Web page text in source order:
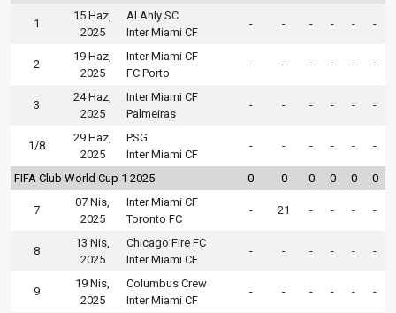
1
15 Haz,
2025
Al Ahly SC
Inter Miami CF
- - - - - -
2
19 Haz,
2025
Inter Miami CF
FC Porto
- - - - - -
3
24 Haz,
2025
Inter Miami CF
Palmeiras
- - - - - -
1/8
29 Haz,
2025
PSG
Inter Miami CF
- - - - - -
FIFA Club World Cup 1 2025 0 0 0 0 0 0
7
07 Nis,
2025
Inter Miami CF
Toronto FC
- 21 - - - -
8
13 Nis,
2025
Chicago Fire FC
Inter Miami CF
- - - - - -
9
19 Nis,
2025
Columbus Crew
Inter Miami CF
- - - - - -